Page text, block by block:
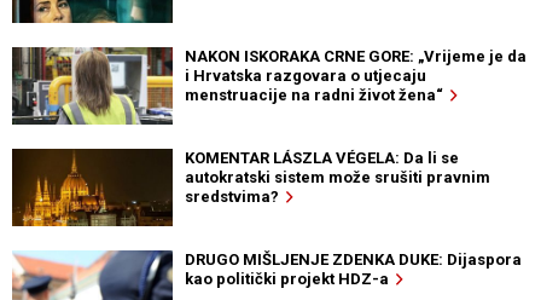
NAKON ISKORAKA CRNE GORE: „Vrijeme je da
i Hrvatska razgovara o utjecaju
menstruacije na radni život žena“
KOMENTAR LÁSZLA VÉGELA: Da li se
autokratski sistem može srušiti pravnim
sredstvima?
DRUGO MIŠLJENJE ZDENKA DUKE: Dijaspora
kao politički projekt HDZ-a